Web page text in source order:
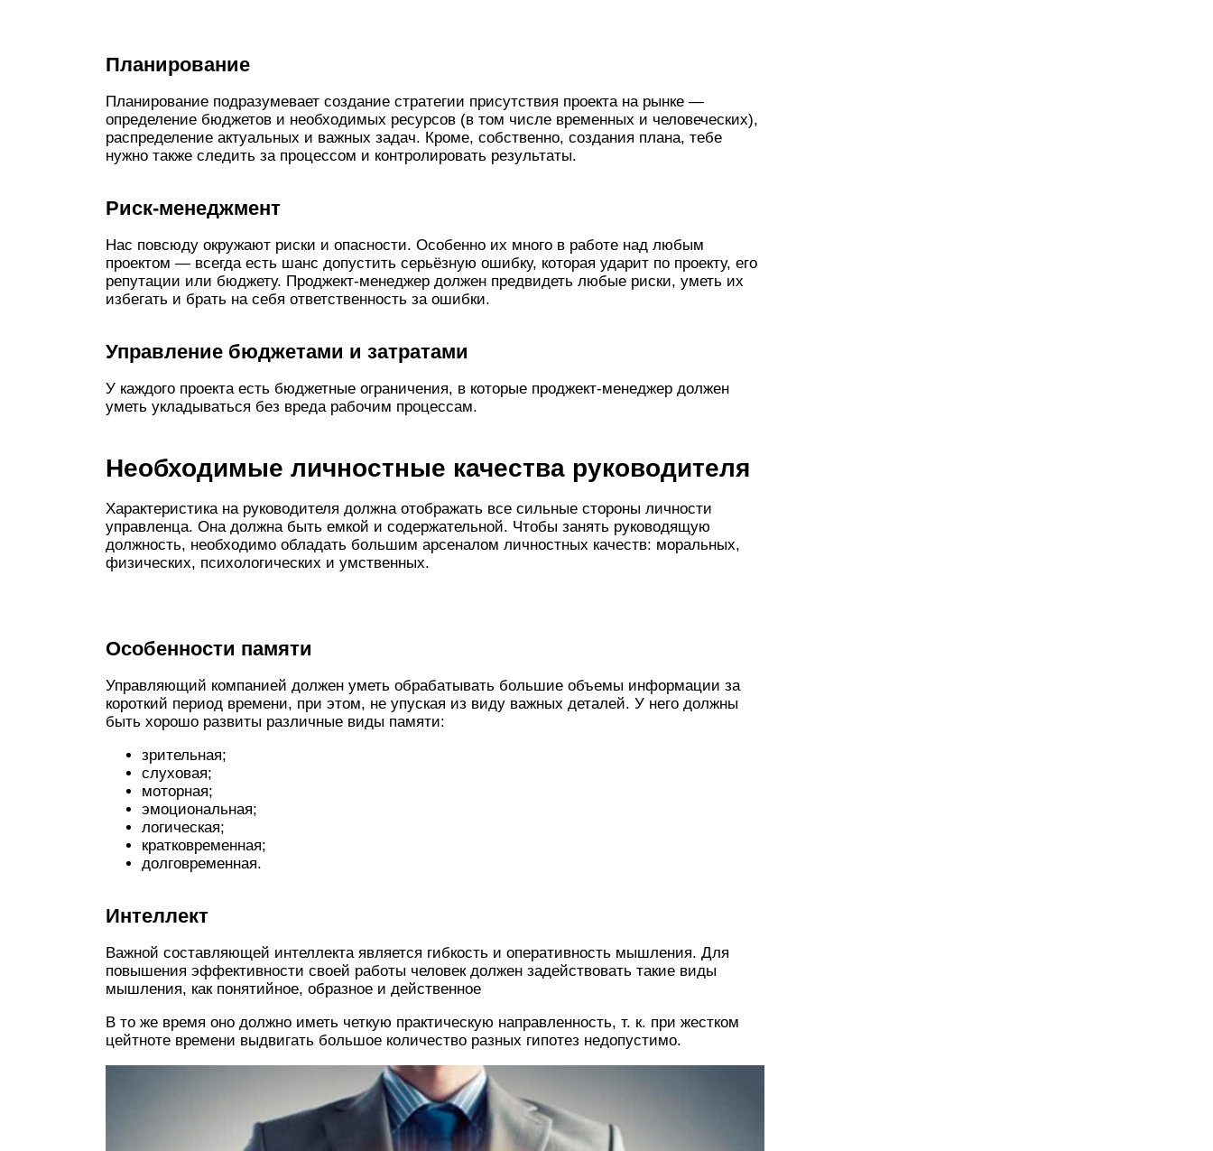
Планирование
Планирование подразумевает создание стратегии присутствия проекта на рынке —
определение бюджетов и необходимых ресурсов (в том числе временных и человеческих),
распределение актуальных и важных задач. Кроме, собственно, создания плана, тебе
нужно также следить за процессом и контролировать результаты.
Риск-менеджмент
Нас повсюду окружают риски и опасности. Особенно их много в работе над любым
проектом — всегда есть шанс допустить серьёзную ошибку, которая ударит по проекту, его
репутации или бюджету. Проджект-менеджер должен предвидеть любые риски, уметь их
избегать и брать на себя ответственность за ошибки.
Управление бюджетами и затратами
У каждого проекта есть бюджетные ограничения, в которые проджект-менеджер должен
уметь укладываться без вреда рабочим процессам.
Необходимые личностные качества руководителя
Характеристика на руководителя должна отображать все сильные стороны личности
управленца. Она должна быть емкой и содержательной. Чтобы занять руководящую
должность, необходимо обладать большим арсеналом личностных качеств: моральных,
физических, психологических и умственных.
Особенности памяти
Управляющий компанией должен уметь обрабатывать большие объемы информации за
короткий период времени, при этом, не упуская из виду важных деталей. У него должны
быть хорошо развиты различные виды памяти:
зрительная;
слуховая;
моторная;
эмоциональная;
логическая;
кратковременная;
долговременная.
Интеллект
Важной составляющей интеллекта является гибкость и оперативность мышления. Для
повышения эффективности своей работы человек должен задействовать такие виды
мышления, как понятийное, образное и действенное
В то же время оно должно иметь четкую практическую направленность, т. к. при жестком
цейтноте времени выдвигать большое количество разных гипотез недопустимо.